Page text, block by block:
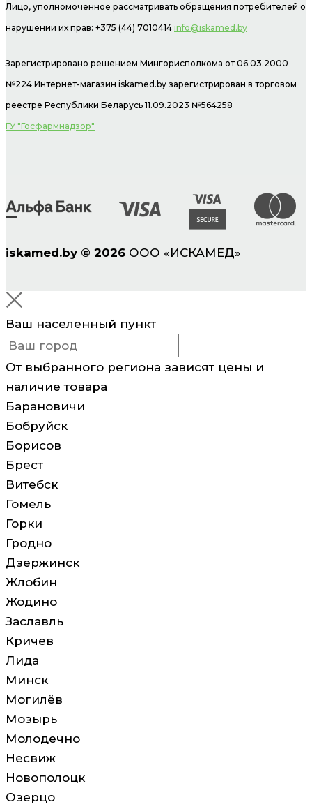
Лицо, уполномоченное рассматривать обращения потребителей о
нарушении их прав: +375 (44) 7010414 info@iskamed.by
Зарегистрировано решением Мингорисполкома от 06.03.2000
№224 Интернет-магазин iskamed.by зарегистрирован в торговом
реестре Республики Беларусь 11.09.2023 №564258
ГУ "Госфармнадзор"
iskamed.by © 2026 ООО «ИСКАМЕД»
Ваш населенный пункт
От выбранного региона зависят цены и
наличие товара
Барановичи
Бобруйск
Борисов
Брест
Витебск
Гомель
Горки
Гродно
Дзержинск
Жлобин
Жодино
Заславль
Кричев
Лида
Минск
Могилёв
Мозырь
Молодечно
Несвиж
Новополоцк
Озерцо